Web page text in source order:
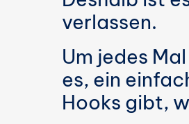
verlassen.
Um jedes
es, ein
Hooks gibt,